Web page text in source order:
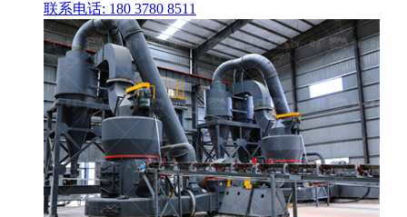
联系电话: 180 3780 8511